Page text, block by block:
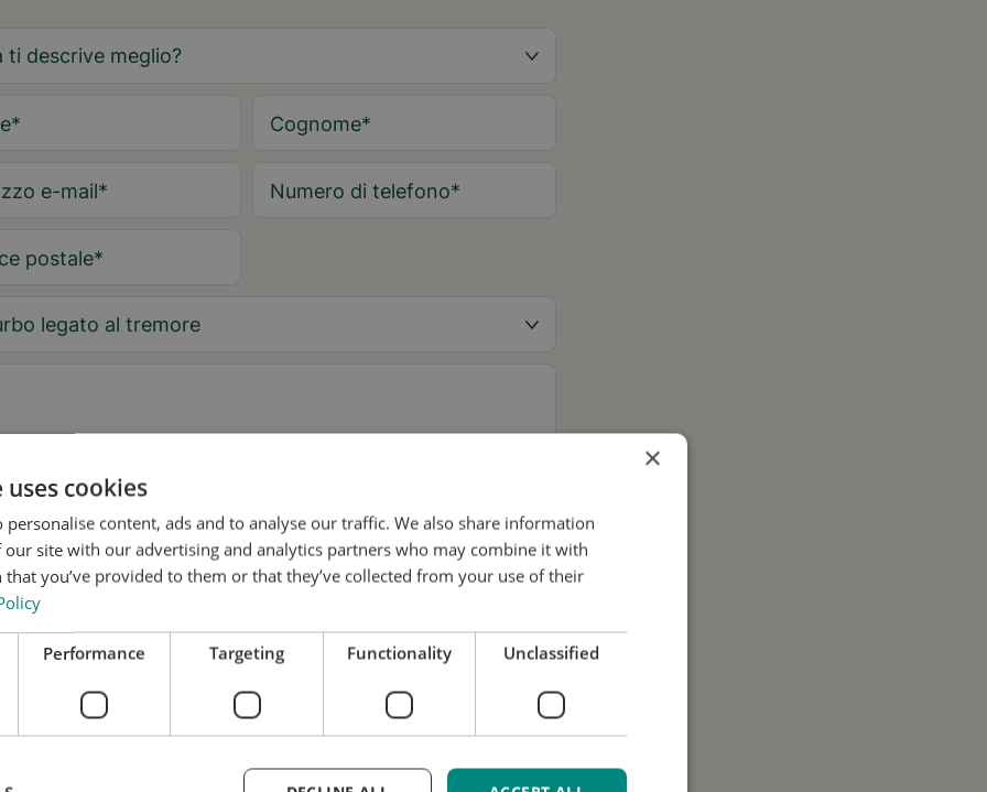
* Cognome*
e-mail* Numero di telefono*
postale*
ricevere consigli su Tremor e aggiornamenti su Stil.
a che Stil utilizzi i miei dati per scopi di ricerca e
in conformità con
×
cookies
personalise content, ads and to analyse our traffic. We also share information
site with our advertising and analytics partners who may combine it with
you’ve provided to them or that they’ve collected from your use of their
Performance Targeting Functionality Unclassified